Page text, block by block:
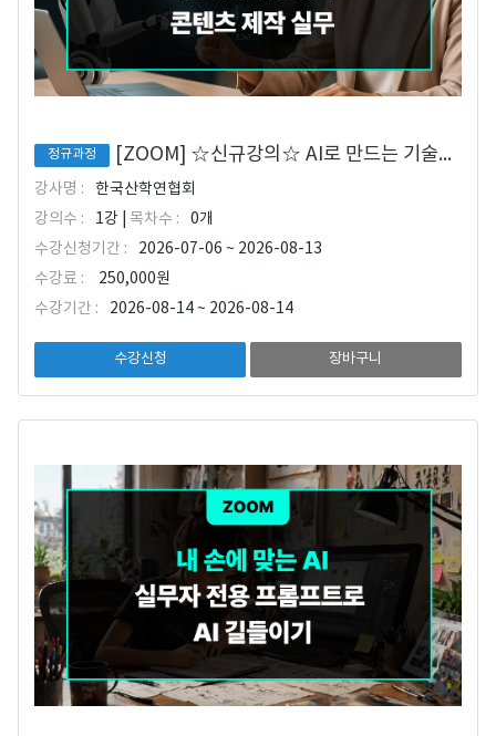
정규과정 [ZOOM] ☆신규강의☆ AI로 만드는 기술제품 사업성과 콘텐츠 제작 실무
강사명 :
한국산학연협회
강의수 :
1강 | 목차수 :
0개
수강신청기간 :
2026-07-06 ~ 2026-08-13
수강료 :
250,000원
수강기간 :
2026-08-14 ~ 2026-08-14
수강신청 장바구니